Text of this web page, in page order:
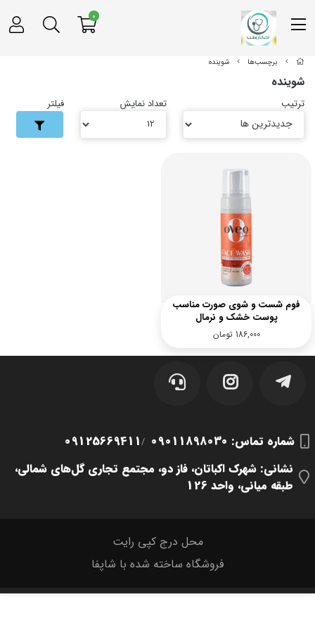
برچسب‌ها شوینده
شوینده
ترتیب تعداد نمایش فیلتر
فوم شست و شوی صورت مناسب
پوست خشک و نرمال
186,000 تومان
شماره تماس‌: 09011898030 /
09125669411
نشانی: شهرک اکباتان، فاز دو، مجتمع تجاری گل‌های شمالی،
طبقه میانی، واحد 126
محل درج کپی رایت
فروشگاه ساخته شده با شاپفا
0